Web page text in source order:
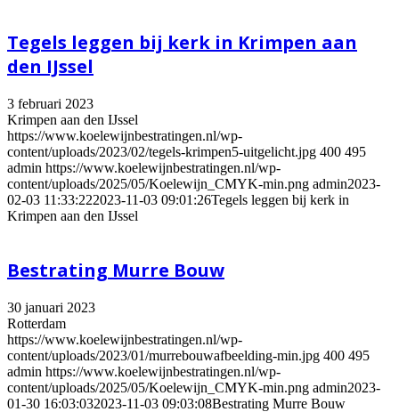
Tegels leggen bij kerk in Krimpen aan
den IJssel
3 februari 2023
Krimpen aan den IJssel
https://www.koelewijnbestratingen.nl/wp-
content/uploads/2023/02/tegels-krimpen5-uitgelicht.jpg 400 495
admin https://www.koelewijnbestratingen.nl/wp-
content/uploads/2025/05/Koelewijn_CMYK-min.png admin2023-
02-03 11:33:222023-11-03 09:01:26Tegels leggen bij kerk in
Krimpen aan den IJssel
Bestrating Murre Bouw
30 januari 2023
Rotterdam
https://www.koelewijnbestratingen.nl/wp-
content/uploads/2023/01/murrebouwafbeelding-min.jpg 400 495
admin https://www.koelewijnbestratingen.nl/wp-
content/uploads/2025/05/Koelewijn_CMYK-min.png admin2023-
01-30 16:03:032023-11-03 09:03:08Bestrating Murre Bouw